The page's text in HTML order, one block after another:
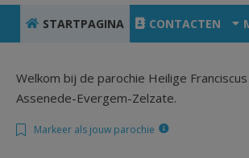
VIERINGEN
ZOEKEN
HULP
STARTPAGINA CONTACTEN
Welkom bij de parochie Heilige
Assenede-Evergem-Zelzate.
Markeer als jouw parochie